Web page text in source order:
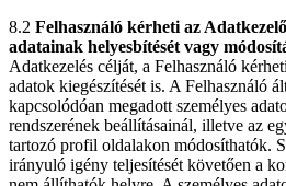
8.2 Felhasználó kérheti az
adatainak helyesbítését vagy
Adatkezelés célját, a Felhasználó
adatok kiegészítését is. A Felhasználó
kapcsolódóan megadott személyes
rendszerének beállításainál, illetve az
tartozó profil oldalakon módosíthatók.
irányuló igény teljesítését követően a